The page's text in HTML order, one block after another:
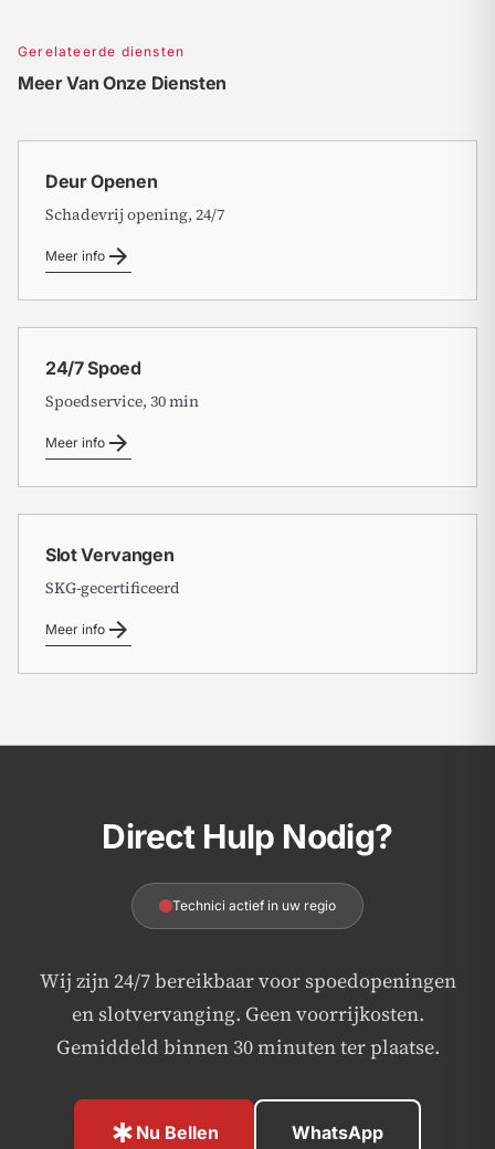
Gerelateerde diensten
Meer Van Onze Diensten
Deur Openen
Schadevrij opening, 24/7
Meer info arrow_forward
24/7 Spoed
Spoedservice, 30 min
Meer info arrow_forward
Slot Vervangen
SKG-gecertificeerd
Meer info arrow_forward
Direct Hulp Nodig?
Technici actief in uw regio
Wij zijn 24/7 bereikbaar voor spoedopeningen
en slotvervanging. Geen voorrijkosten.
Gemiddeld binnen 30 minuten ter plaatse.
emergency Nu Bellen WhatsApp